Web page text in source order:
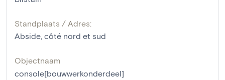
Standplaats / Adres:
Abside, côté nord et sud
Objectnaam
console[bouwwerkonderdeel]